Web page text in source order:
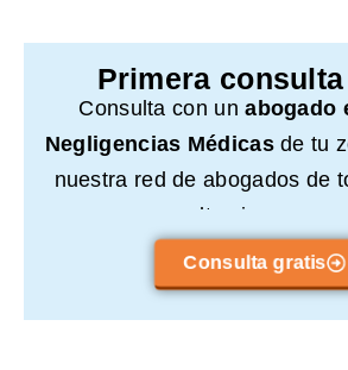
Primera
Consulta con unabogado
Negligencias Médicasde tu
nuestra red de abogados de
consulta sin
Consulta gratis